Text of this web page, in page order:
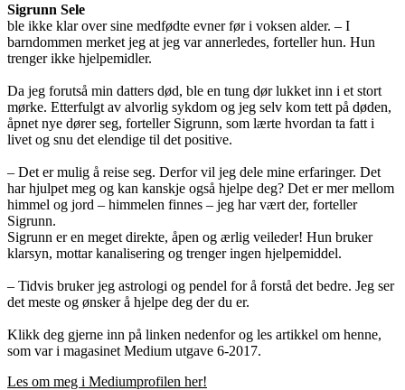
Sigrunn Sele
ble ikke klar over sine medfødte evner før i voksen alder. – I
barndommen merket jeg at jeg var annerledes, forteller hun. Hun
trenger ikke hjelpemidler.
Da jeg forutså min datters død, ble en tung dør lukket inn i et stort
mørke. Etterfulgt av alvorlig sykdom og jeg selv kom tett på døden,
åpnet nye dører seg, forteller Sigrunn, som lærte hvordan ta fatt i
livet og snu det elendige til det positive.
– Det er mulig å reise seg. Derfor vil jeg dele mine erfaringer. Det
har hjulpet meg og kan kanskje også hjelpe deg? Det er mer mellom
himmel og jord – himmelen finnes – jeg har vært der, forteller
Sigrunn.
Sigrunn er en meget direkte, åpen og ærlig veileder! Hun bruker
klarsyn, mottar kanalisering og trenger ingen hjelpemiddel.
– Tidvis bruker jeg astrologi og pendel for å forstå det bedre. Jeg ser
det meste og ønsker å hjelpe deg der du er.
Klikk deg gjerne inn på linken nedenfor og les artikkel om henne,
som var i magasinet Medium utgave 6-2017.
Les om meg i Mediumprofilen her!